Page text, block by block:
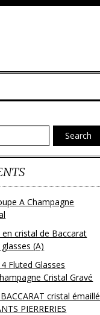
Search
A Champagne
en cristal de Baccarat
(A)
Fluted Glasses
Cristal Gravé
cristal émaillé
PIERRERIES